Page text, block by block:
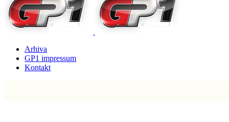
Arhiva
GP1 impressum
Kontakt